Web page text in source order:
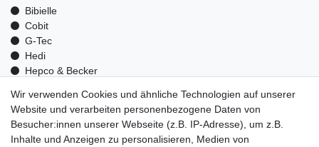
Bibielle
Cobit
G-Tec
Hedi
Hepco & Becker
Optrel
Pressol
Telwin
Wir verwenden Cookies und ähnliche Technologien auf unserer
Website und verarbeiten personenbezogene Daten von
Besucher:innen unserer Webseite (z.B. IP-Adresse), um z.B.
Inhalte und Anzeigen zu personalisieren, Medien von